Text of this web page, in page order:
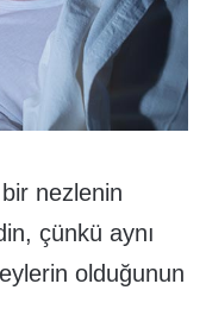
nezlenin
çünkü aynı
olduğunun